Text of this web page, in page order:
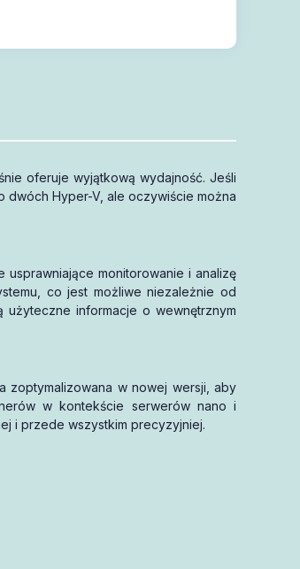
oferuje wyjątkową wydajność. Jeśli
dwóch Hyper-V, ale oczywiście można
monitorowanie i analizę
co jest możliwe niezależnie od
informacje o wewnętrznym
zoptymalizowana w nowej wersji, aby
w kontekście serwerów nano i
i przede wszystkim precyzyjniej.